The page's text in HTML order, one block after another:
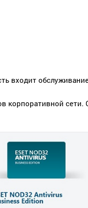
входит
корпоративной сети.